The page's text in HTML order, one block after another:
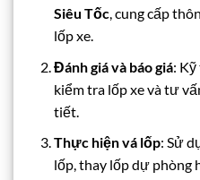
Siêu Tốc, cung cấp
lốp xe.
Đánh giá và báo giá: Kỹ
kiểm tra lốp xe và tư
tiết.
Thực hiện vá lốp: Sử
lốp, thay lốp dự phòng